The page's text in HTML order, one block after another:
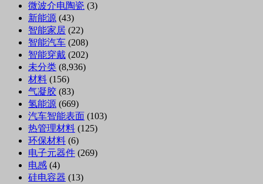
微波介电陶瓷 (3)
新能源 (43)
智能家居 (22)
智能汽车 (208)
智能穿戴 (202)
未分类 (8,936)
材料 (156)
气凝胶 (83)
氢能源 (669)
汽车智能表面 (103)
热管理材料 (125)
环保材料 (6)
电子元器件 (269)
电感 (4)
硅电容器 (13)